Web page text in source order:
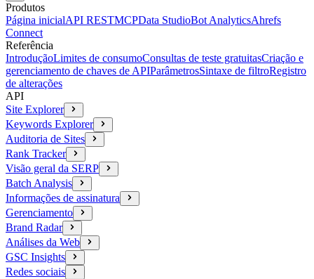
Produtos
Página inicialAPI RESTMCPData StudioBot AnalyticsAhrefs
Connect
Referência
IntroduçãoLimites de consumoConsultas de teste gratuitasCriação e
gerenciamento de chaves de APIParâmetrosSintaxe de filtroRegistro
de alterações
API
Site Explorer
Keywords Explorer
Auditoria de Sites
Rank Tracker
Visão geral da SERP
Batch Analysis
Informações de assinatura
Gerenciamento
Brand Radar
Análises da Web
GSC Insights
Redes sociais